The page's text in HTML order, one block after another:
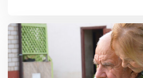
Lees meer over Het hart dat niet loslaat: